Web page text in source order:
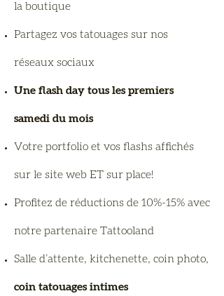
la boutique
Partagez vos tatouages sur nos
réseaux sociaux
Une flash day tous les premiers
samedi du mois
Votre portfolio et vos flashs affichés
sur le site web ET sur place!
Profitez de réductions de 10%-15% avec
notre partenaire Tattooland
Salle d’attente, kitchenette, coin photo,
coin tatouages intimes